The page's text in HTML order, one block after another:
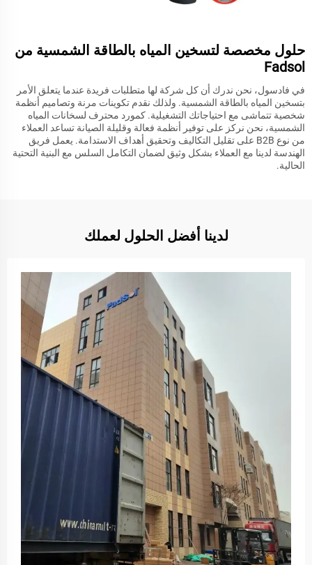
حلول مخصصة لتسخين المياه بالطاقة الشمسية من
Fadsol
في فادسول، نحن ندرك أن كل شركة لها متطلبات فريدة عندما يتعلق الأمر
بتسخين المياه بالطاقة الشمسية. ولذلك نقدم تكوينات مرنة وتصاميم أنظمة
شخصية تتماشى مع احتياجاتك التشغيلية. كمورد محترف لسخانات المياه
الشمسية، نحن نركز على توفير أنظمة فعالة وقليلة الصيانة تساعد العملاء
من نوع B2B على تقليل التكاليف وتحقيق أهداف الاستدامة. يعمل فريق
الهندسة لدينا مع العملاء بشكل وثيق لضمان التكامل السلس مع البنية التحتية
الحالية.
لدينا أفضل الحلول لعملك